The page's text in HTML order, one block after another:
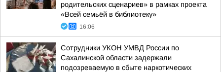
родительских сценариев» в рамках проекта
«Всей семьёй в библиотеку»
16:06
Сотрудники УКОН УМВД России по
Сахалинской области задержали
подозреваемую в сбыте наркотических